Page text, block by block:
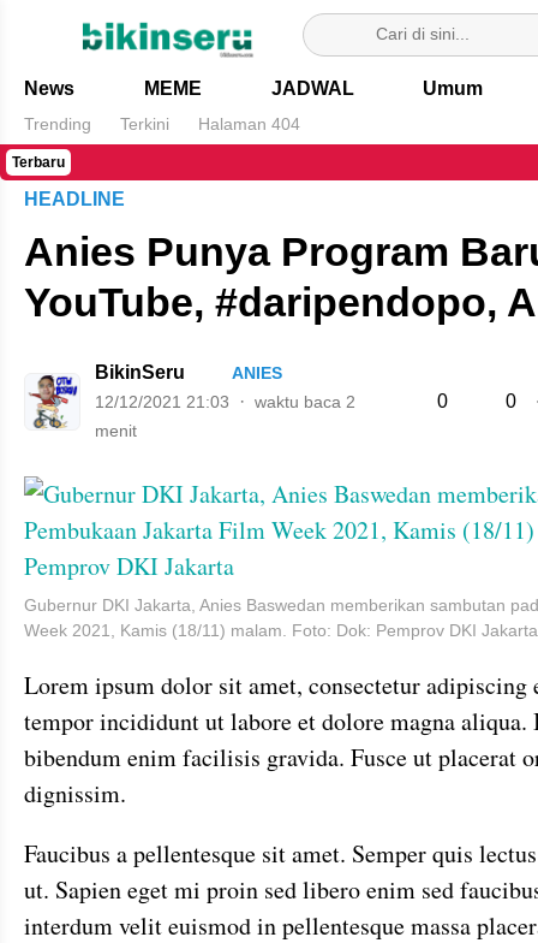
Bikin Seru
News MEME JADWAL Umum
Trending Terkini Halaman 404
Terbaru
HEADLINE
Anies Punya Program
YouTube, #daripendopo,
BikinSeru
ANIES
12/12/2021 21:03
waktu baca 2
menit
0 0
Gubernur DKI Jakarta, Anies Baswedan memberikan sambutan
Week 2021, Kamis (18/11) malam. Foto: Dok: Pemprov DKI Jakarta
Lorem ipsum dolor sit amet, consectetur adipiscing
tempor incididunt ut labore et dolore magna aliqua.
bibendum enim facilisis gravida. Fusce ut placerat
dignissim.
Faucibus a pellentesque sit amet. Semper quis
ut. Sapien eget mi proin sed libero enim sed
interdum velit euismod in pellentesque massa